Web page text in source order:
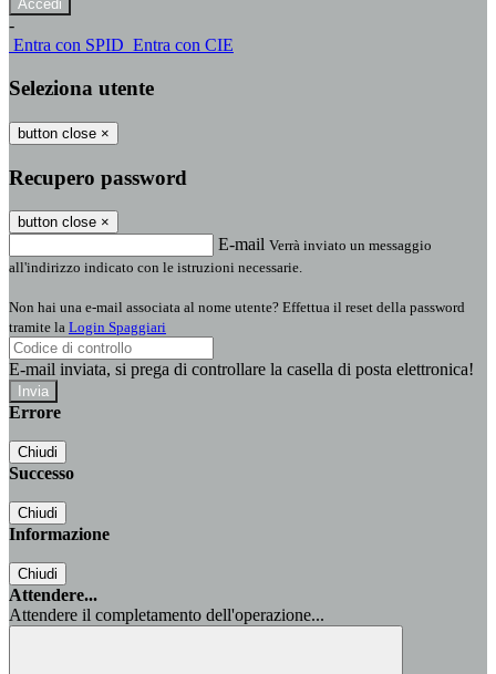
-
Entra con SPID Entra con CIE
Seleziona utente
button close ×
Recupero password
button close ×
E-mail Verrà inviato un messaggio
all'indirizzo indicato con le istruzioni necessarie.
Non hai una e-mail associata al nome utente? Effettua il reset della password
tramite la Login Spaggiari
E-mail inviata, si prega di controllare la casella di posta elettronica!
Errore
Chiudi
Successo
Chiudi
Informazione
Chiudi
Attendere...
Attendere il completamento dell'operazione...